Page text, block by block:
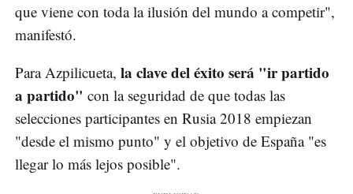
que viene con toda la ilusión del mundo a competir",
manifestó.
Para Azpilicueta, la clave del éxito será "ir partido
a partido" con la seguridad de que todas las
selecciones participantes en Rusia 2018 empiezan
"desde el mismo punto" y el objetivo de España "es
llegar lo más lejos posible".